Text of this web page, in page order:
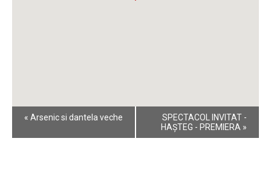
Event
« Arsenic si dantela veche
SPECTACOL INVITAT -
HAȘTEG - PREMIERA »